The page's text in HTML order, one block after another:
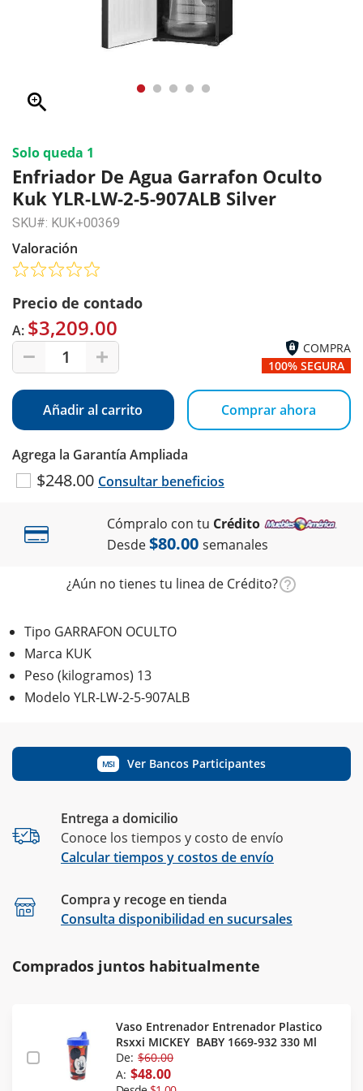
zoom_in
Solo queda 1
Enfriador De Agua Garrafon Oculto
Kuk YLR-LW-2-5-907ALB Silver
SKU#: KUK+00369
Valoración
Precio de contado
A: $3,209.00
1
COMPRA
100% SEGURA
Añadir al carrito Comprar ahora
Agrega la Garantía Ampliada
$248.00 Consultar beneficios
Cómpralo con tu Crédito
Desde$80.00 semanales
¿Aún no tienes tu linea de Crédito?
Tipo GARRAFON OCULTO
Marca KUK
Peso (kilogramos) 13
Modelo YLR-LW-2-5-907ALB
MSI Ver Bancos Participantes
Entrega a domicilio
Conoce los tiempos y costo de envío
Calcular tiempos y costos de envío
Compra y recoge en tienda
Consulta disponibilidad en sucursales
Comprados juntos habitualmente
Vaso Entrenador Entrenador Plastico
Rsxxi MICKEY BABY 1669-932 330 Ml
De: $60.00
A: $48.00